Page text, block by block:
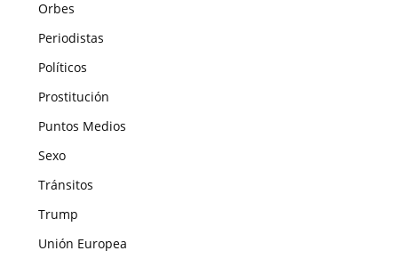
Orbes
Periodistas
Políticos
Prostitución
Puntos Medios
Sexo
Tránsitos
Trump
Unión Europea